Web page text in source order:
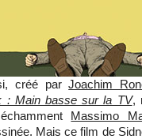
créé parJoachim
: Main basse sur la TV,
Massimo
Mais ce film de